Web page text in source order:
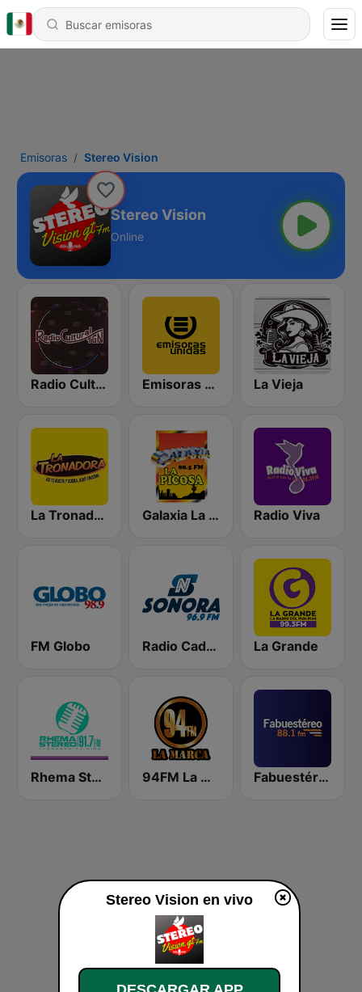
Emisoras Stereo Vision
Stereo Vision
Online
Radio Cultural TGN Emisoras Unidas La Vieja
La Tronadora Galaxia La Picosa Radio Viva
FM Globo Radio Cadena Sonora La Grande
Rhema Stereo 94FM La Marca Fabuestéreo 88.1 FM
Stereo Vision en vivo